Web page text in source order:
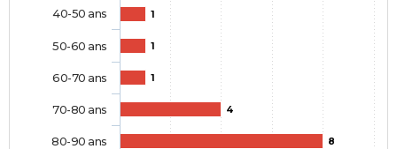
1
1
1
4
8
40-50 ans
50-60 ans
60-70 ans
70-80 ans
80-90 ans